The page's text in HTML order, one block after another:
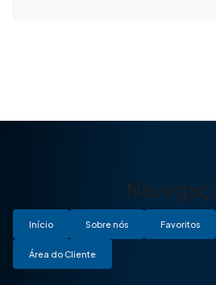
Início Sobre nós Favoritos
Área do Cliente